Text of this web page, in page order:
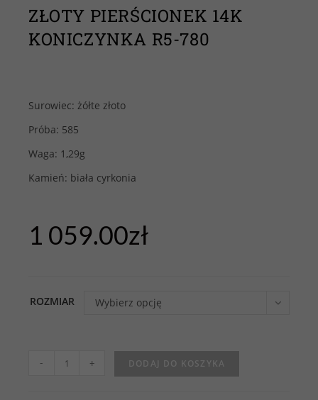
ZŁOTY PIERŚCIONEK 14K
KONICZYNKA R5-780
Surowiec: żółte złoto
Próba: 585
Waga: 1,29g
Kamień: biała cyrkonia
1 059.00zł
ROZMIAR Wybierz opcję
- + DODAJ DO KOSZYKA